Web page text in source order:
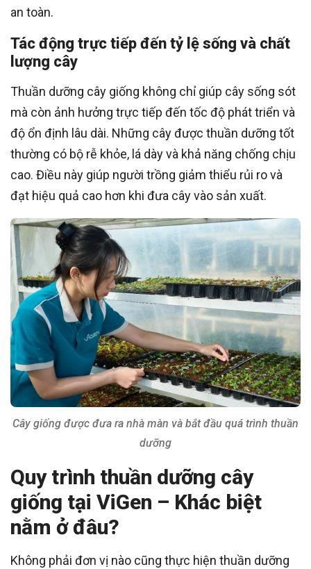
an toàn.
Tác động trực tiếp đến tỷ lệ sống và chất
lượng cây
Thuần dưỡng cây giống không chỉ giúp cây sống sót
mà còn ảnh hưởng trực tiếp đến tốc độ phát triển và
độ ổn định lâu dài. Những cây được thuần dưỡng tốt
thường có bộ rễ khỏe, lá dày và khả năng chống chịu
cao. Điều này giúp người trồng giảm thiểu rủi ro và
đạt hiệu quả cao hơn khi đưa cây vào sản xuất.
Cây giống được đưa ra nhà màn và bắt đầu quá trình thuần
dưỡng
Quy trình thuần dưỡng cây
giống tại ViGen – Khác biệt
nằm ở đâu?
Không phải đơn vị nào cũng thực hiện thuần dưỡng